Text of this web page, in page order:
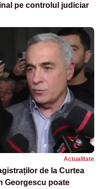
pe controlul judiciar
Actualitate
de la Curtea
Georgescu poate